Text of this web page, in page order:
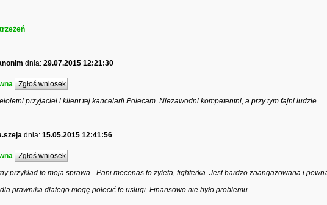
dnia: 29.07.2015 12:21:30
Zgłoś wniosek
przyjaciel i klient tej kancelarii Polecam. Niezawodni kompetentni, a przy tym fajni ludzie.
dnia: 15.05.2015 12:41:56
Zgłoś wniosek
przykład to moja sprawa - Pani mecenas to żyleta, fighterka. Jest bardzo zaangażowana i
prawnika dlatego mogę polecić te usługi. Finansowo nie było problemu.